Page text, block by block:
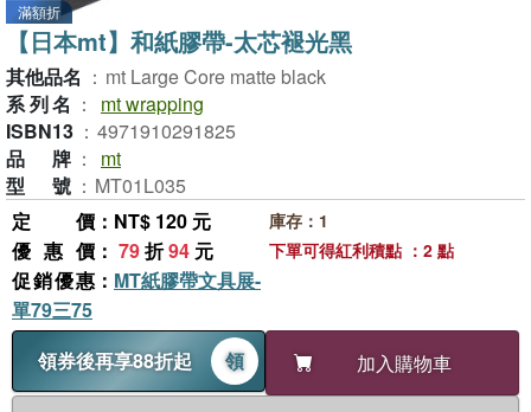
滿額折
【日本mt】和紙膠帶-太芯褪光黑
其他品名 ： mt Large Core matte black
系列名 ：
mt wrapping
ISBN13 ： 4971910291825
品牌 ：
mt
型號 ： MT01L035
定價 ：NT$ 120 元
優惠價 ： 79折94 元
促銷優惠 ： MT紙膠帶文具展-
單79三75
領券後再享88折起
領 加入購物車
庫存：1
下單可得紅利積點 ：2 點